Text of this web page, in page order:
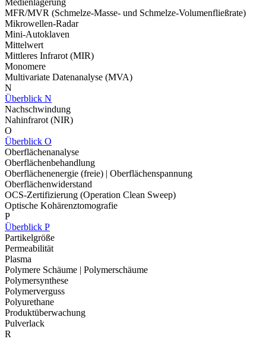
Medienlagerung
MFR/MVR (Schmelze-Masse- und Schmelze-Volumenfließrate)
Mikrowellen-Radar
Mini-Autoklaven
Mittelwert
Mittleres Infrarot (MIR)
Monomere
Multivariate Datenanalyse (MVA)
N
Überblick N
Nachschwindung
Nahinfrarot (NIR)
O
Überblick O
Oberflächenanalyse
Oberflächenbehandlung
Oberflächenenergie (freie) | Oberflächenspannung
Oberflächenwiderstand
OCS-Zertifizierung (Operation Clean Sweep)
Optische Kohärenztomografie
P
Überblick P
Partikelgröße
Permeabilität
Plasma
Polymere Schäume | Polymerschäume
Polymersynthese
Polymerverguss
Polyurethane
Produktüberwachung
Pulverlack
R